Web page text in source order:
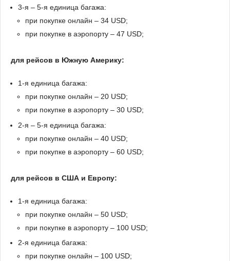
3-я – 5-я единица багажа:
при покупке онлайн – 34 USD;
при покупке в аэропорту – 47 USD;
для рейсов в Южную Америку:
1-я единица багажа:
при покупке онлайн – 20 USD;
при покупке в аэропорту – 30 USD;
2-я – 5-я единица багажа:
при покупке онлайн – 40 USD;
при покупке в аэропорту – 60 USD;
для рейсов в США и Европу:
1-я единица багажа:
при покупке онлайн – 50 USD;
при покупке в аэропорту – 100 USD;
2-я единица багажа:
при покупке онлайн – 100 USD;